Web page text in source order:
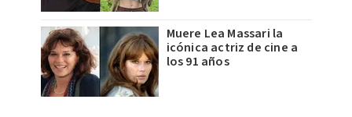
Muere Lea Massari la
icónica actriz de cine a
los 91 años